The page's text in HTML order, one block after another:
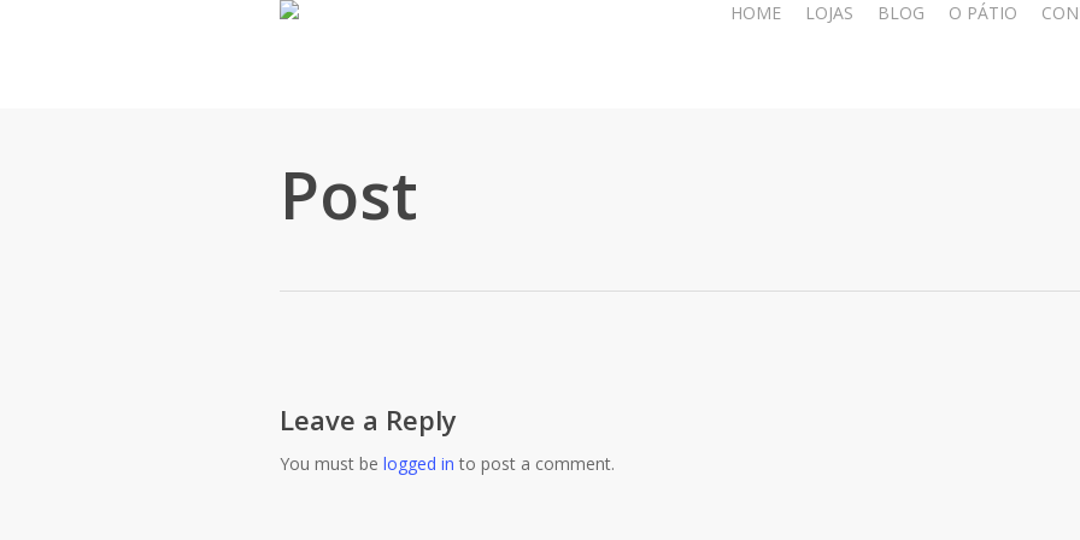
HOME LOJAS BLOG O PÁTIO
Post
Leave a Reply
You must be logged in to post a comment.